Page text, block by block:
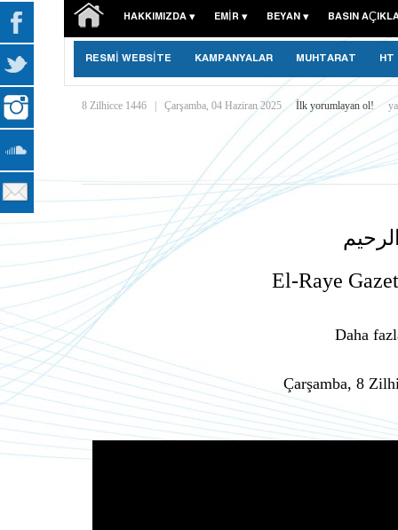
HAKKIMIZDA EMIR BEYAN BASIN
RESMİ WEBSİTE KAMPANYALAR MUHTARAT HT
8 Zilhicce 1446 Çarşamba, 04 Haziran 2025 İlk yorumlayan ol!
El-Raye
Daha
Çarşamba, 8